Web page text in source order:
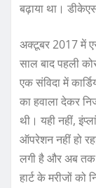
बढ़ाया था।
अक्टूबर 2017 में
साल बाद पहली
एक संविदा में
का हवाला देकर
थी। यही नहीं,
ऑपरेशन नहीं हो
लगी है और अब तक
हार्ट के मरीजों